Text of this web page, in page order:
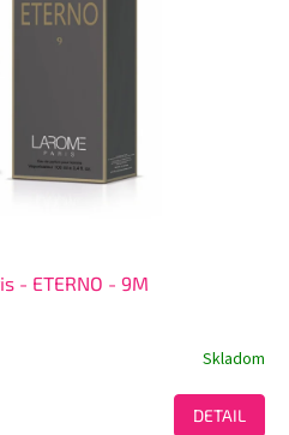
- ETERNO - 9M
Skladom
DETAIL